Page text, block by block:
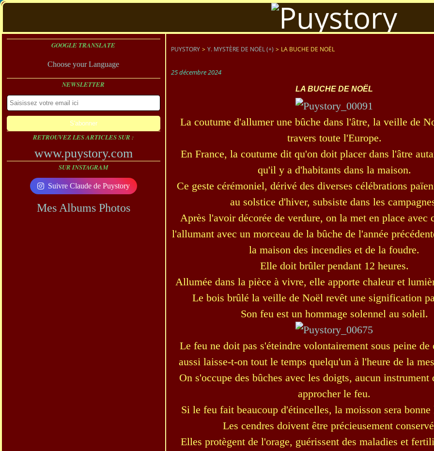
GOOGLE TRANSLATE
Choose your Language
NEWSLETTER
RETROUVEZ LES ARTICLES SUR :
www.puystory.com
SUR INSTAGRAM
Suivre Claude de Puystory
Mes Albums Photos
PUYSTORY > Y. MYSTÈRE DE NOËL (+) > LA BUCHE DE NOËL
25 décembre 2024
LA BUCHE DE NOËL
La coutume d'allumer une bûche dans l'âtre, la veille de
travers toute l'Europe.
En France, la coutume dit qu'on doit placer dans l'âtre
qu'il y a d'habitants dans la maison.
Ce geste cérémoniel, dérivé des diverses célébrations
au solstice d'hiver, subsiste dans les
Après l'avoir décorée de verdure, on la met en place avec
l'allumant avec un morceau de la bûche de l'année
la maison des incendies et de la foudre.
Elle doit brûler pendant 12 heures.
Allumée dans la pièce à vivre, elle apporte chaleur et
Le bois brûlé la veille de Noël revêt une signification
Son feu est un hommage solennel au soleil.
Le feu ne doit pas s'éteindre volontairement sous peine de
aussi laisse-t-on tout le temps quelqu'un à l'heure de la
On s'occupe des bûches avec les doigts, aucun instrument
approcher le feu.
Si le feu fait beaucoup d'étincelles, la moisson sera bonne
Les cendres doivent être précieusement
Elles protègent de l'orage, guérissent des maladies et